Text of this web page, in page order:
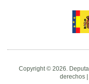
Copyright © 2026.
derechos |